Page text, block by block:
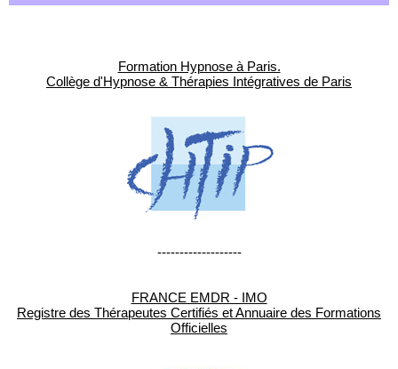
Formation Hypnose à Paris.
Collège d'Hypnose & Thérapies Intégratives de Paris
-------------------
FRANCE EMDR - IMO
Registre des Thérapeutes Certifiés et Annuaire des Formations
Officielles